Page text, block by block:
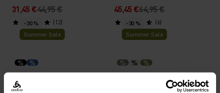
31,45 €44,95 €
(12)
45,45 €64,95 €
(6)
-30 %
Summer Sale
% %
Crop-Tank
-30 %
Summer Sale
% % %
Merino 160 Plain T-Shirt